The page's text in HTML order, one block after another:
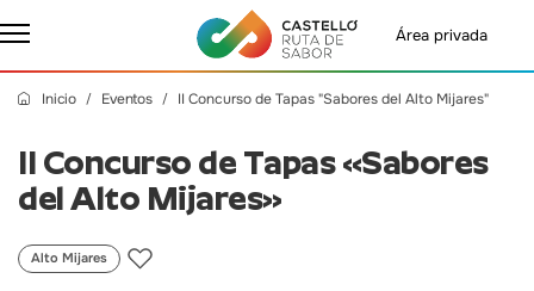
Área privada
Inicio Eventos II Concurso de Tapas "Sabores del Alto Mijares"
II Concurso de Tapas «Sabores
del Alto Mijares»
Alto Mijares